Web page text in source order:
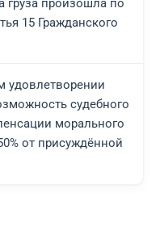
15 Гражданского
удовлетворении
судебного
морального
от присуждённой